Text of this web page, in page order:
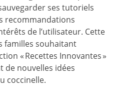
ses tutoriels
recommandations
de l’utilisateur. Cette
familles souhaitant
« Recettes Innovantes »
de nouvelles idées
coccinelle.